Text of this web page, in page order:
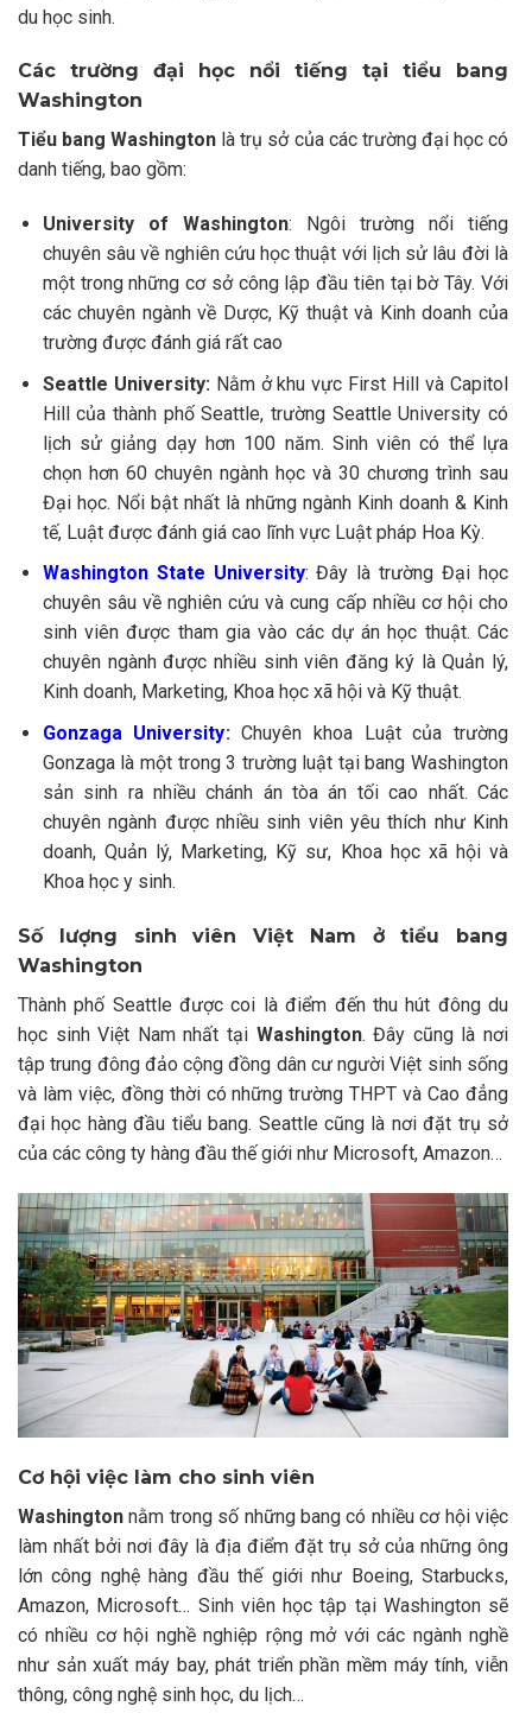
du học sinh.
Các trường đại học nổi tiếng tại tiểu bang
Washington
Tiểu bang Washington là trụ sở của các trường đại học có
danh tiếng, bao gồm:
University of Washington: Ngôi trường nổi tiếng
chuyên sâu về nghiên cứu học thuật với lịch sử lâu đời là
một trong những cơ sở công lập đầu tiên tại bờ Tây. Với
các chuyên ngành về Dược, Kỹ thuật và Kinh doanh của
trường được đánh giá rất cao
Seattle University: Nằm ở khu vực First Hill và Capitol
Hill của thành phố Seattle, trường Seattle University có
lịch sử giảng dạy hơn 100 năm. Sinh viên có thể lựa
chọn hơn 60 chuyên ngành học và 30 chương trình sau
Đại học. Nổi bật nhất là những ngành Kinh doanh & Kinh
tế, Luật được đánh giá cao lĩnh vực Luật pháp Hoa Kỳ.
Washington State University: Đây là trường Đại học
chuyên sâu về nghiên cứu và cung cấp nhiều cơ hội cho
sinh viên được tham gia vào các dự án học thuật. Các
chuyên ngành được nhiều sinh viên đăng ký là Quản lý,
Kinh doanh, Marketing, Khoa học xã hội và Kỹ thuật.
Gonzaga University:Chuyên khoa Luật của trường
Gonzaga là một trong 3 trường luật tại bang Washington
sản sinh ra nhiều chánh án tòa án tối cao nhất. Các
chuyên ngành được nhiều sinh viên yêu thích như Kinh
doanh, Quản lý, Marketing, Kỹ sư, Khoa học xã hội và
Khoa học y sinh.
Số lượng sinh viên Việt Nam ở tiểu bang
Washington
Thành phố Seattle được coi là điểm đến thu hút đông du
học sinh Việt Nam nhất tại Washington. Đây cũng là nơi
tập trung đông đảo cộng đồng dân cư người Việt sinh sống
và làm việc, đồng thời có những trường THPT và Cao đẳng
đại học hàng đầu tiểu bang. Seattle cũng là nơi đặt trụ sở
của các công ty hàng đầu thế giới như Microsoft, Amazon…
Cơ hội việc làm cho sinh viên
Washington nằm trong số những bang có nhiều cơ hội việc
làm nhất bởi nơi đây là địa điểm đặt trụ sở của những ông
lớn công nghệ hàng đầu thế giới như Boeing, Starbucks,
Amazon, Microsoft… Sinh viên học tập tại Washington sẽ
có nhiều cơ hội nghề nghiệp rộng mở với các ngành nghề
như sản xuất máy bay, phát triển phần mềm máy tính, viễn
thông, công nghệ sinh học, du lịch…